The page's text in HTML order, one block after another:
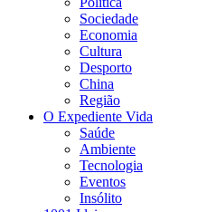
Sociedade
Economia
Cultura
Desporto
China
Região
O Expediente Vida
Saúde
Ambiente
Tecnologia
Eventos
Insólito